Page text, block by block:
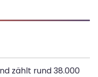
zählt rund 38.000